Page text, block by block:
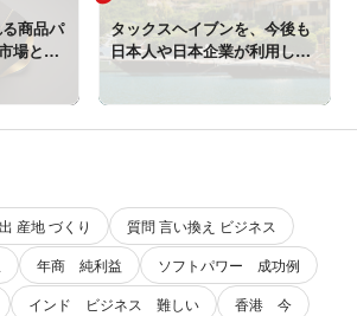
商品パ
場と消
ン戦略
タックスヘイブンを、今後も
日本人や日本企業が利用し続
産地 づくり
質問 言い換え ビジネス
年商 純利益
ソフトパワー 成功例
インド ビジネス 難しい
香港 今